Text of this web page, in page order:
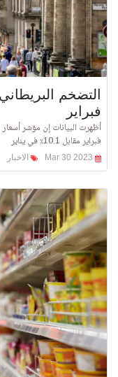
التضخم
فبراير
فبراير مقابل 10.1٪ في يناير
الاخبار